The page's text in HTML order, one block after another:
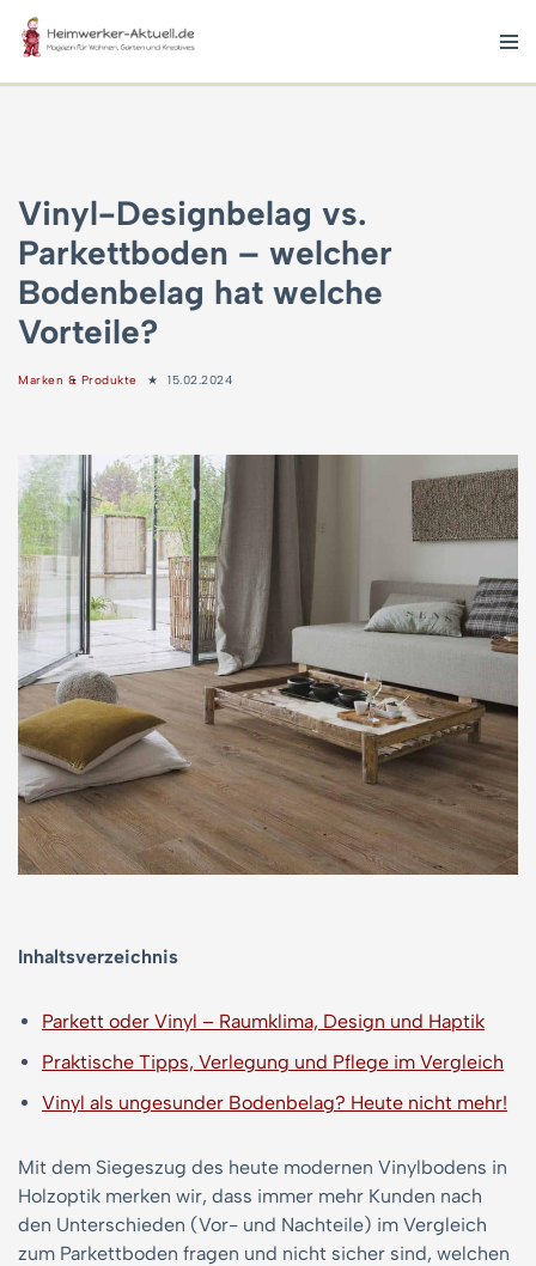
Zum
Inhalt
Vinyl-Designbelag vs.
Parkettboden – welcher
Bodenbelag hat welche
Vorteile?
Marken & Produkte 15.02.2024
Inhaltsverzeichnis
Parkett oder Vinyl – Raumklima, Design und Haptik
Praktische Tipps, Verlegung und Pflege im Vergleich
Vinyl als ungesunder Bodenbelag? Heute nicht mehr!
Mit dem Siegeszug des heute modernen Vinylbodens in
Holzoptik merken wir, dass immer mehr Kunden nach
den Unterschieden (Vor- und Nachteile) im Vergleich
zum Parkettboden fragen und nicht sicher sind, welchen